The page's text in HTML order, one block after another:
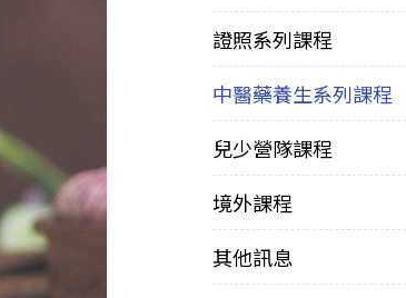
證照系列課程
中醫藥養生系列課程
兒少營隊課程
境外課程
其他訊息